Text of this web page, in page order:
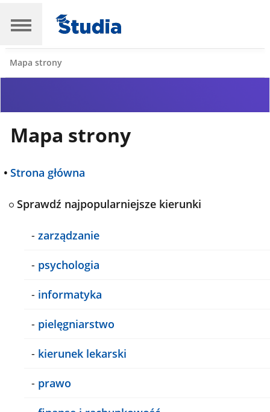
Mapa strony
Mapa strony
• Strona główna
Sprawdź najpopularniejsze kierunki
- zarządzanie
- psychologia
- informatyka
- pielęgniarstwo
- kierunek lekarski
- prawo